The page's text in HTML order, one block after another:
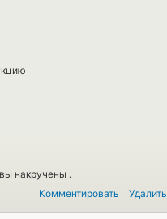
накручены .
Комментировать Удалить